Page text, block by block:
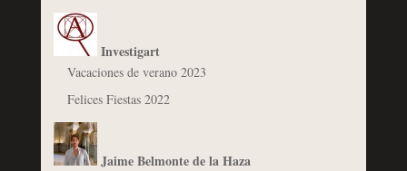
Investigart
Vacaciones de verano 2023
Felices Fiestas 2022
Jaime Belmonte de la Haza